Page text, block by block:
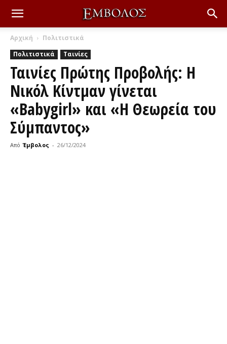
Αρχική
Πολιτιστικά
Πολιτιστικά
Ταινίες
Ταινίες Πρώτης Προβολής: Η
Νικόλ Κίντμαν γίνεται
«Babygirl» και «Η Θεωρεία του
Σύμπαντος»
Από Έμβολος - 26/12/2024